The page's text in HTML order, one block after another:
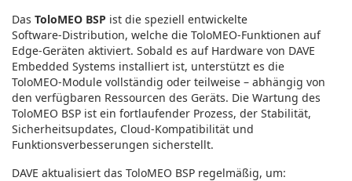
Das ToloMEO BSP ist die speziell entwickelte
Software‑Distribution, welche die ToloMEO‑Funktionen auf
Edge‑Geräten aktiviert. Sobald es auf Hardware von DAVE
Embedded Systems installiert ist, unterstützt es die
ToloMEO‑Module vollständig oder teilweise – abhängig von
den verfügbaren Ressourcen des Geräts. Die Wartung des
ToloMEO BSP ist ein fortlaufender Prozess, der Stabilität,
Sicherheitsupdates, Cloud‑Kompatibilität und
Funktionsverbesserungen sicherstellt.
DAVE aktualisiert das ToloMEO BSP regelmäßig, um: